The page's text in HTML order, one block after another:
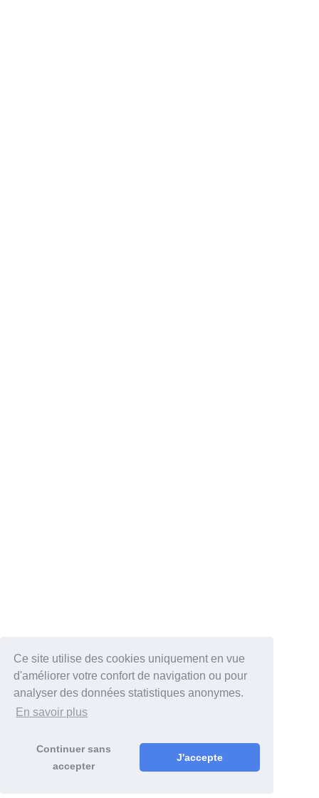
Ce site utilise des cookies uniquement en vue
d'améliorer votre confort de navigation ou pour
analyser des données statistiques anonymes.
En savoir plus
Continuer sans
accepter
J'accepte